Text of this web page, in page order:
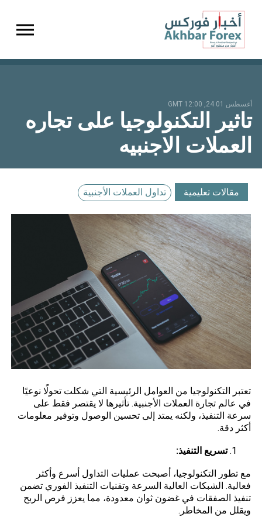
أغسطس 01 24, 12:00 GMT
تاثير التكنولوجيا على تجاره
العملات الاجنبيه
مقالات تعليمية تداول العملات الأجنبية
تعتبر التكنولوجيا من العوامل الرئيسية التي شكلت تحولًا نوعيًا
في عالم تجارة العملات الأجنبية. تأثيرها لا يقتصر فقط على
سرعة التنفيذ، ولكنه يمتد إلى تحسين الوصول وتوفير معلومات
أكثر دقة.
تسريع التنفيذ:
مع تطور التكنولوجيا، أصبحت عمليات التداول أسرع وأكثر
فعالية. الشبكات العالية السرعة وتقنيات التنفيذ الفوري تضمن
تنفيذ الصفقات في غضون ثوان معدودة، مما يعزز فرص الربح
ويقلل من المخاطر.